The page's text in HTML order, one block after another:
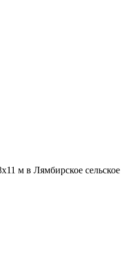
м в Лямбирское сельское